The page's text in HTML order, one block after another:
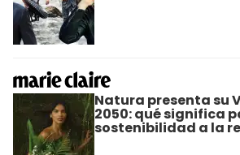
Natura presenta su
2050: qué significa
sostenibilidad a la